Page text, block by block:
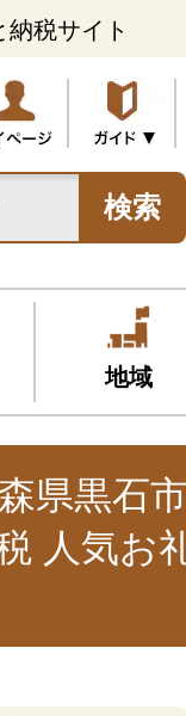
税サイト
検索
地域
県黒石
人気お